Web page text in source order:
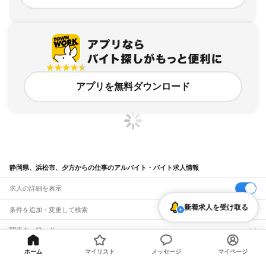
アプリを無料ダウンロード
静岡県、浜松市、夕方からの仕事のアルバイト・バイト求人情報
求人の詳細を表示
条件を追加・変更して検索
市区町村を追加・変更
静岡県
静岡県すべて
駅を追加・変更
関連キーワード
完全在宅ワーク 全国 シール貼り 在宅 ガチャガチャ
バイトTOP
浜松市 夕方からの仕事のアルバイト・バイト・求人
新着求人を受け取る
ホーム マイリスト メッセージ マイページ